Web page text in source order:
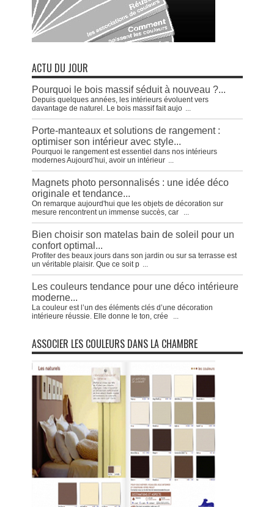
ACTU DU JOUR
Pourquoi le bois massif séduit à nouveau ?...
Depuis quelques années, les intérieurs évoluent vers
davantage de naturel. Le bois massif fait aujo ...
Porte-manteaux et solutions de rangement :
optimiser son intérieur avec style...
Pourquoi le rangement est essentiel dans nos intérieurs
modernes Aujourd’hui, avoir un intérieur ...
Magnets photo personnalisés : une idée déco
originale et tendance...
On remarque aujourd'hui que les objets de décoration sur
mesure rencontrent un immense succès, car
...
Bien choisir son matelas bain de soleil pour un
confort optimal...
Profiter des beaux jours dans son jardin ou sur sa terrasse est
un véritable plaisir. Que ce soit p ...
Les couleurs tendance pour une déco intérieure
moderne...
La couleur est l’un des éléments clés d’une décoration
intérieure réussie. Elle donne le ton, crée
...
ASSOCIER LES COULEURS DANS LA CHAMBRE